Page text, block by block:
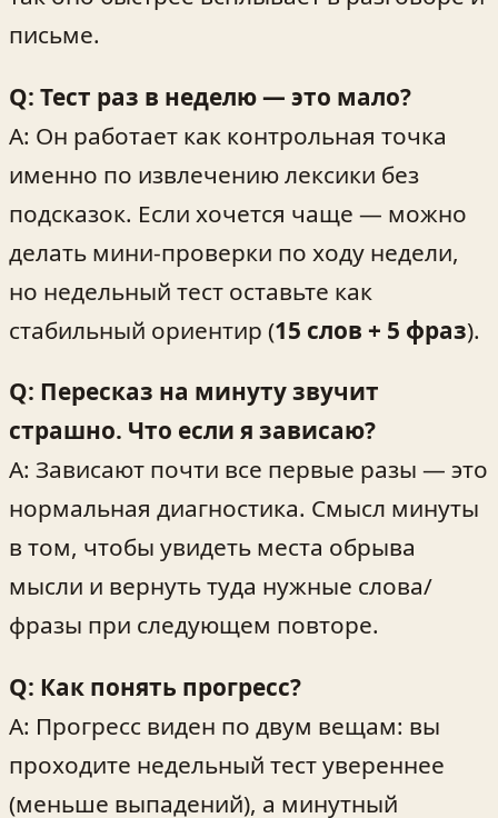
письме.
Q: Тест раз в неделю — это мало?
A: Он работает как контрольная точка
именно по извлечению лексики без
подсказок. Если хочется чаще — можно
делать мини-проверки по ходу недели,
но недельный тест оставьте как
стабильный ориентир (15 слов + 5 фраз).
Q: Пересказ на минуту звучит
страшно. Что если я зависаю?
A: Зависают почти все первые разы — это
нормальная диагностика. Смысл минуты
в том, чтобы увидеть места обрыва
мысли и вернуть туда нужные слова/
фразы при следующем повторе.
Q: Как понять прогресс?
A: Прогресс виден по двум вещам: вы
проходите недельный тест увереннее
(меньше выпадений), а минутный